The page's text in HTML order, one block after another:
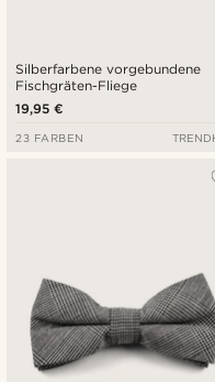
Silberfarbene vorgebundene
Fischgräten-Fliege
19,95 €
23 FARBEN